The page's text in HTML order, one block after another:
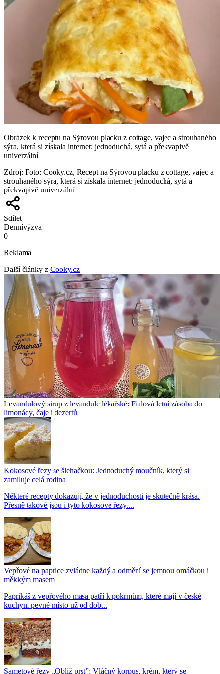
Obrázek k receptu na Sýrovou placku z cottage, vajec a strouhaného
sýra, která si získala internet: jednoduchá, sytá a překvapivě
univerzální
Zdroj: Foto: Cooky.cz, Recept na Sýrovou placku z cottage, vajec a
strouhaného sýra, která si získala internet: jednoduchá, sytá a
překvapivě univerzální
Sdílet
Dennívýzva
0
Reklama
Další články z Cooky.cz
Levandulový sirup z levandule lékařské: Fialová letní zásoba do
limonády, čaje i dezertů
Kokosové řezy se šlehačkou: Jednoduchý moučník, který si
zamiluje celá rodina
Některé recepty dokazují, že v jednoduchosti je skutečně krása.
Přesně takové jsou i tyto kokosové řezy....
Vepřové na paprice zvládne každý a odmění se jemnou omáčkou i
měkkým masem
Paprikáš z vepřového masa patří k pokrmům, které mají v české
kuchyni pevné místo už od dob...
Sametové řezy „Obliž prst”: Vláčný korpus, krém, který se